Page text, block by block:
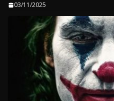
03/11/2025